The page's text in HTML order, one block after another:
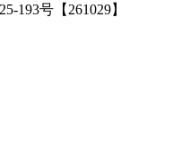
193号【261029】